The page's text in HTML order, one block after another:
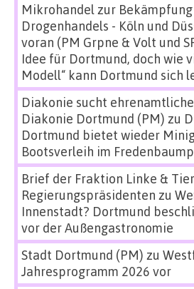
Mikrohandel zur
Drogenhandels - Köln und
voran (PM Grpne & Volt und
Idee für Dortmund, doch wie
Modell“ kann Dortmund sich
Diakonie sucht
Diakonie Dortmund (PM) zu
Dortmund bietet wieder
Bootsverleih im
Brief der Fraktion Linke &
Regierungspräsidenten zu
Innenstadt? Dortmund
vor der Außengastronomie
Stadt Dortmund (PM) zu
Jahresprogramm 2026 vor